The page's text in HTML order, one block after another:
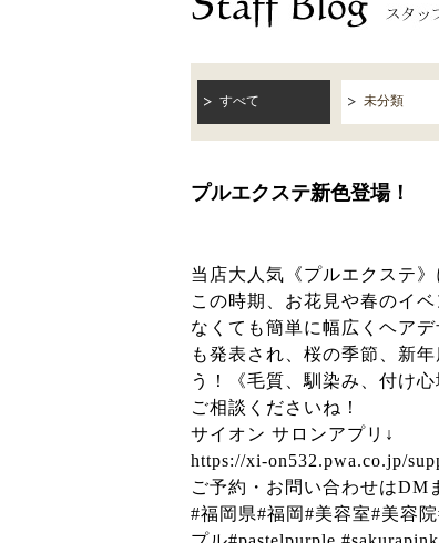
すべて 未分類
プルエクステ新色登場！
当店大人気《プルエクステ
この時期、お花見や春のイ
なくても簡単に幅広くヘア
も発表され、桜の季節、新
う！《毛質、馴染み、付け
ご相談くださいね！
サイオン サロンアプリ↓
https://xi-on532.pwa.co.jp/
ご予約・お問い合わせは
#福岡県#福岡#美容室#美容